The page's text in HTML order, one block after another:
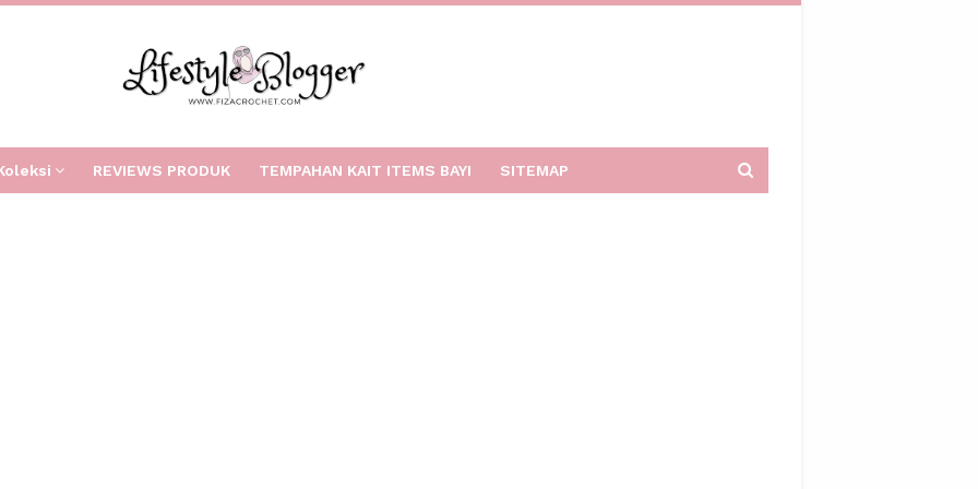
REVIEWS PRODUK TEMPAHAN KAIT ITEMS BAYI SITEMAP